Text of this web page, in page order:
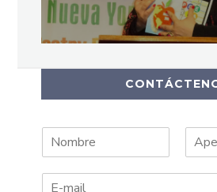
o
p